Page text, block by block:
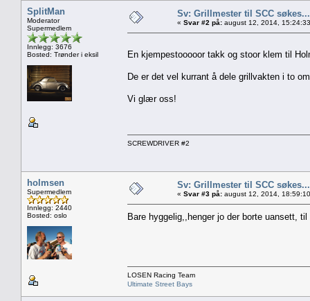
SplitMan
Moderator
Supermedlem
Innlegg: 3676
Bosted: Trønder i eksil
Sv: Grillmester til SCC søkes...
« Svar #2 på: august 12, 2014,
En kjempestooooor takk og stoor klem til
De er det vel kurrant å dele grillvakten i to
Vi glær oss!
SCREWDRIVER #2
holmsen
Supermedlem
Innlegg: 2440
Bosted: oslo
Sv: Grillmester til SCC søkes...
« Svar #3 på: august 12, 2014,
Bare hyggelig,,henger jo der borte uansett,
LOSEN Racing Team
Ultimate Street Bays